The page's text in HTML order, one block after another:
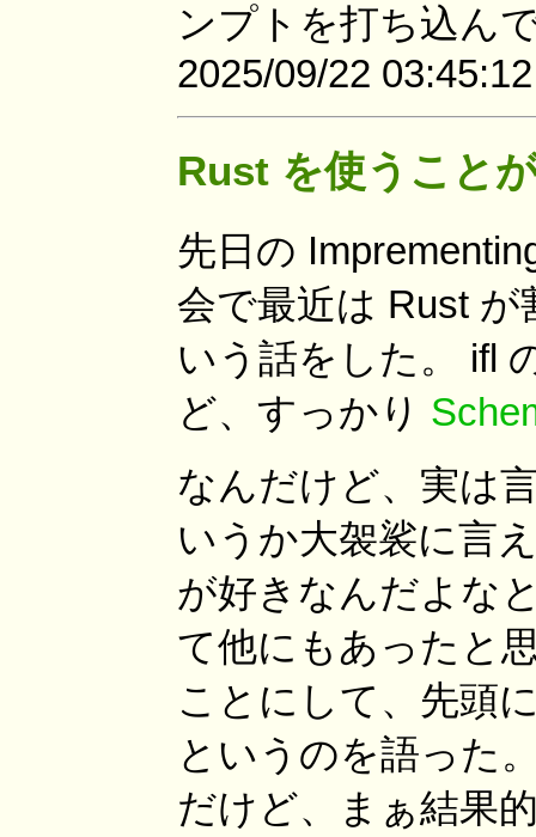
ンプトを打ち込ん
2025/09/22
Rust を使うこと
先日の
会で最近は Rust
いう話をした。 ifl
ど、すっかり
なんだけど、実は
いうか大袈裟に言
が好きなんだよな
て他にもあったと
ことにして、先頭
というのを語った
だけど、まぁ結果